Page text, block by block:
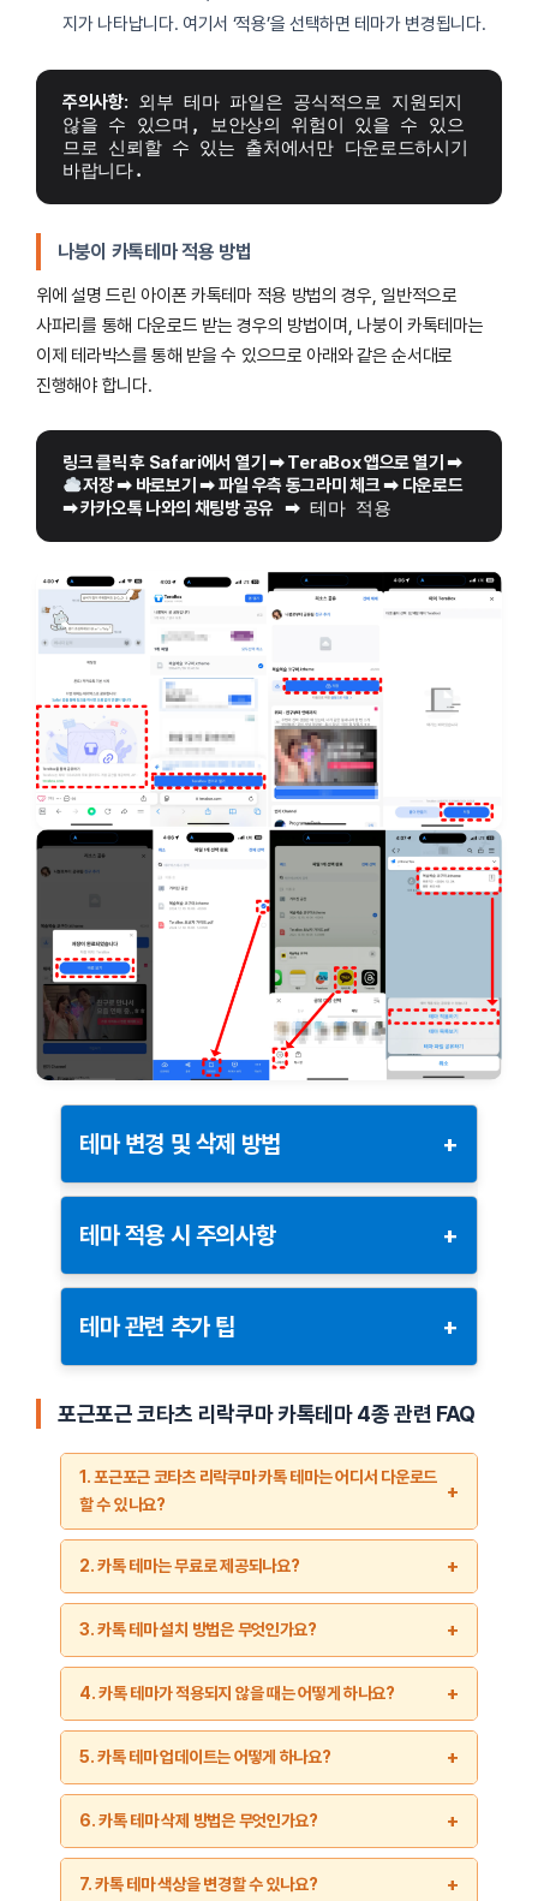
지가 나타납니다. 여기서 ‘적용’을 선택하면 테마가 변경됩니다.
주의사항: 외부 테마 파일은 공식적으로 지원되지
않을 수 있으며, 보안상의 위험이 있을 수 있으
므로 신뢰할 수 있는 출처에서만 다운로드하시기
바랍니다.
나붕이 카톡테마 적용 방법
위에 설명 드린 아이폰 카톡테마 적용 방법의 경우, 일반적으로
사파리를 통해 다운로드 받는 경우의 방법이며, 나붕이 카톡테마는
이제 테라박스를 통해 받을 수 있으므로 아래와 같은 순서대로
진행해야 합니다.
링크 클릭 후 Safari에서 열기 ➡ TeraBox 앱으로 열기 ➡
저장 ➡ 바로보기 ➡ 파일 우측 동그라미 체크 ➡
다운로드
➡ 카카오톡 나와의 채팅방 공유 ➡ 테마 적용
테마 변경 및 삭제 방법 +
테마 변경:
서 원하는 테마를 선택 후 적용합니다.
삭제하려는 테마를 선택한 후, 삭제 옵션을 통해 제
거합니다.
기본 테마는 삭제할 수 없습니다.
테마 적용 시 주의사항 +
테마를 적용하기 전 아래 주의사항을 확인하세요:
동하지 않을 수 있습니다.
저작권 준수:외부에서 다운로드한 테마는 저작권을
준수해야 하며, 무단 사용은 법적 문제가 발생할 수
있습니다.
테마 설치 경로:정식 경로 외의 테마 설치는 보안 문
제를 초래할 수 있으니 주의하세요.
테마 관련 추가 팁 +
으로 적용됩니다.
테마를 삭제한 후 다시 다운로드 및 설치해 보세요.
기본 테마로 복원하려면 설정 메뉴에서 ‘테마 초기
화’ 옵션을 선택하세요.
포근포근 코타츠 리락쿠마카톡테마 4종 관련 FAQ
1. 포근포근 코타츠 리락쿠마 카톡 테마는 어디서 다운로드
할 수 있나요?
포근포근 코타츠 리락쿠마 테마는붕붕닷컴
다운로드할 수 있습니다. 이 테마는 나붕이님이 직접 제작한
고퀄리티 테마로, 귀여운 디자인과 따뜻한 색감을 자랑합니다.
블로그의 최신 게시글에서 테마 파일을 제공하며, 링크를 통해
안전하게 다운로드할 수 있습니다. 다운로드 후 설치 방법에 대한
자세한 설명도 블로그에서 확인하실 수 있습니다.
2. 카톡 테마는 무료로 제공되나요?
네, 포근포근 코타츠 리락쿠마 카톡테마는
제공됩니다. 나붕이님은 사용자들의 만족도를 높이기 위해 이
테마를 무료로 배포하고 있습니다. 다만, 사용자의 요청에 따라
특별히 커스터마이즈된 테마나 추가적인 디자인 변경 요청은
소정의 비용이 발생할 수 있습니다. 관련 문의는 붕붕닷컴 블로그의
문의 게시판을 통해 가능합니다.
3. 카톡 테마 설치 방법은 무엇인가요?
테마 설치는 매우 간단하며, 다음 단계를 따라 진행하시면 됩니다:
붕붕닷컴 블로그에서 테마 파일을 다운로드합니다.
카카오톡 앱을 열고 ‘설정 > 테마 설정’ 메뉴로 이동합니다.
테마 파일을 선택하여 설치를 진행합니다.
‘적용’ 버튼을 눌러 테마를 활성화합니다.
위 단계를 완료하면 바로 리락쿠마 카톡테마를 즐길 수 있습니다.
4. 카톡 테마가 적용되지 않을 때는 어떻게 하나요?
테마가 제대로 적용되지 않을 경우, 아래의 단계를 시도해보세요:
카카오톡을 최신 버전으로 업데이트합니다.
붕붕닷컴 블로그에서 테마 파일을 다시 다운로드합니다.
카카오톡 앱을 재시작한 후 테마를 재적용합니다.
5. 카톡 테마 업데이트는 어떻게 하나요?
테마 업데이트는 간단히 붕붕닷컴 블로그에서 새로운 버전을
다운로드하여 설치하는 방식으로 진행됩니다. 기존 테마를
삭제하거나 초기화할 필요 없이, 새 파일을 설치하면 기존 테마가
자동으로 업데이트됩니다. 업데이트 알림은 블로그의 최신
6. 카톡 테마 삭제 방법은 무엇인가요?
테마를 삭제하려면 다음 단계를 따르세요:
7. 카톡 테마 색상을 변경할 수 있나요?